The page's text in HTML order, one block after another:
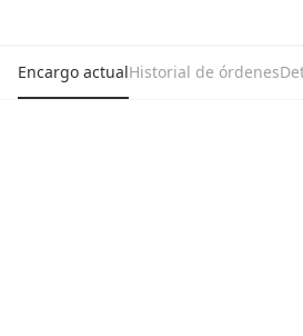
Encargo actualHistorial de órdenes